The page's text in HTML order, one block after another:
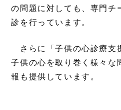
の問題に対しても、専門チ
診を行っています。
さらに「子供の心診療支
子供の心を取り巻く様々な
報も提供しています。